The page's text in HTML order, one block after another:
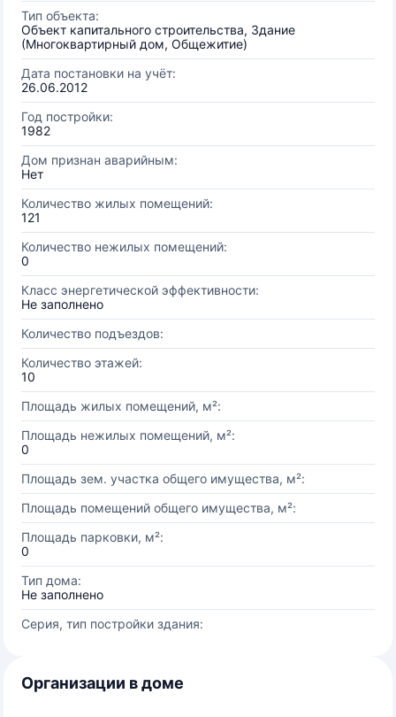
Тип объекта:
Объект капитального строительства, Здание
(Многоквартирный дом, Общежитие)
Дата постановки на учёт:
26.06.2012
Год постройки:
1982
Дом признан аварийным:
Нет
Количество жилых помещений:
121
Количество нежилых помещений:
0
Класс энергетической эффективности:
Не заполнено
Количество подъездов:
Количество этажей:
10
Площадь жилых помещений, м²:
Площадь нежилых помещений, м²:
0
Площадь зем. участка общего имущества, м²:
Площадь помещений общего имущества, м²:
Площадь парковки, м²:
0
Тип дома:
Не заполнено
Серия, тип постройки здания:
Организации в доме